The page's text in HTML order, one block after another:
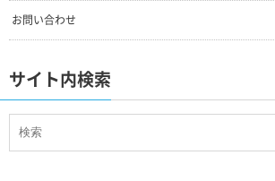
お問い合わせ
サイト内検索